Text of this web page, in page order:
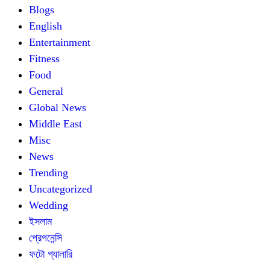
Blogs
English
Entertainment
Fitness
Food
General
Global News
Middle East
Misc
News
Trending
Uncategorized
Wedding
ইসলাম
প্রেগনেন্সি
ফটো গ্যালারি